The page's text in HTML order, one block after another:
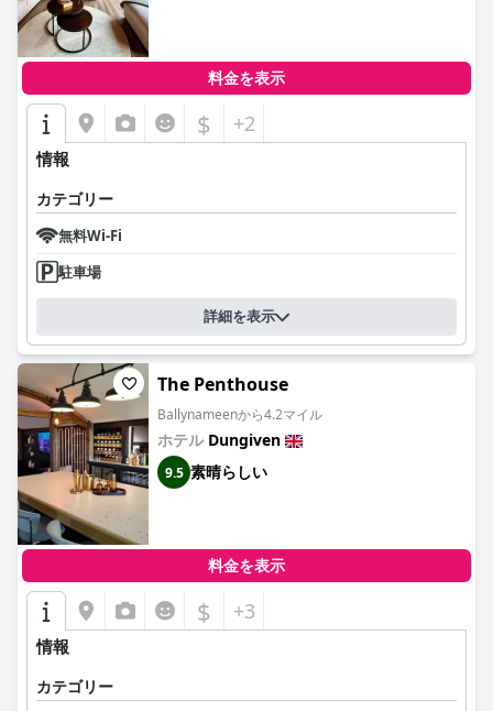
料金を表示
$ +2
情報
カテゴリー
無料Wi-Fi
駐車場
詳細を表示
The Penthouse
Ballynameenから4.2マイル
ホテル Dungiven
9.5 素晴らしい
料金を表示
$ +3
情報
カテゴリー